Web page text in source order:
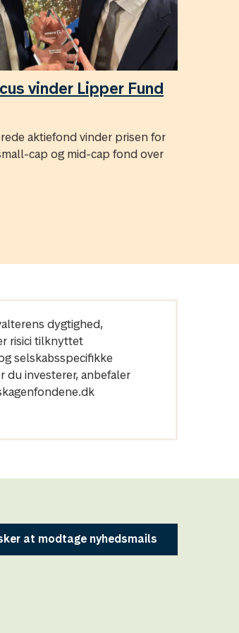
vinder Lipper Fund
aktiefond vinder prisen for
cap og mid-cap fond over
dygtighed,
risici tilknyttet
selskabsspecifikke
du investerer, anbefaler
at modtage nyhedsmails